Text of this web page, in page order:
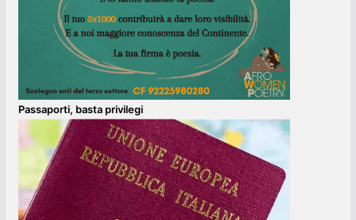
Passaporti, basta privilegi